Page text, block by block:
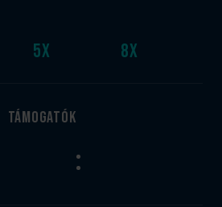
5x 8x
Támogatók